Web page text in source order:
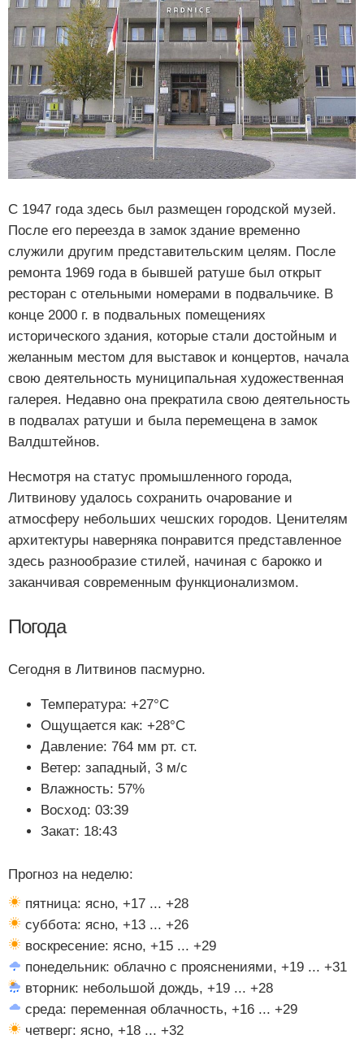
С 1947 года здесь был размещен городской музей.
После его переезда в замок здание временно
служили другим представительским целям. После
ремонта 1969 года в бывшей ратуше был открыт
ресторан с отельными номерами в подвальчике. В
конце 2000 г. в подвальных помещениях
исторического здания, которые стали достойным и
желанным местом для выставок и концертов, начала
свою деятельность муниципальная художественная
галерея. Недавно она прекратила свою деятельность
в подвалах ратуши и была перемещена в замок
Валдштейнов.
Несмотря на статус промышленного города,
Литвинову удалось сохранить очарование и
атмосферу небольших чешских городов. Ценителям
архитектуры наверняка понравится представленное
здесь разнообразие стилей, начиная с барокко и
заканчивая современным функционализмом.
Погода
Сегодня в Литвинов пасмурно.
Температура: +27°C
Ощущается как: +28°C
Давление: 764 мм рт. ст.
Ветер: западный, 3 м/с
Влажность: 57%
Восход: 03:39
Закат: 18:43
Прогноз на неделю:
пятница: ясно, +17 ... +28
суббота: ясно, +13 ... +26
воскресение: ясно, +15 ... +29
понедельник: облачно с прояснениями, +19 ... +31
вторник: небольшой дождь, +19 ... +28
среда: переменная облачность, +16 ... +29
четверг: ясно, +18 ... +32